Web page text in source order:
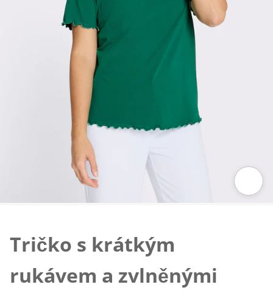
Tričko s krátkým
rukávem a zvlněnými